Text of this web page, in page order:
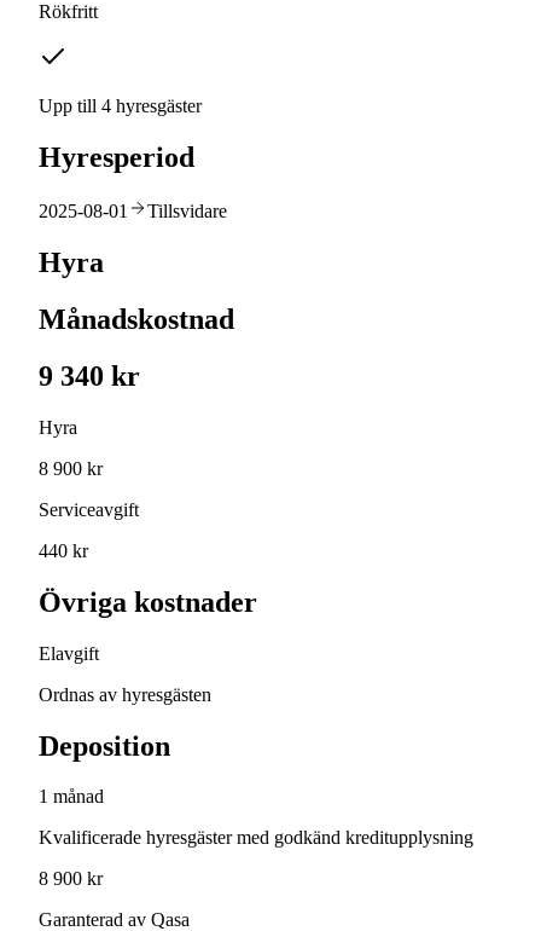
Rökfritt
Upp till 4 hyresgäster
Hyresperiod
2025-08-01 Tillsvidare
Hyra
Månadskostnad
9 340 kr
Hyra
8 900 kr
Serviceavgift
440 kr
Övriga kostnader
Elavgift
Ordnas av hyresgästen
Deposition
1 månad
Kvalificerade hyresgäster med godkänd kreditupplysning
8 900 kr
Garanterad av Qasa